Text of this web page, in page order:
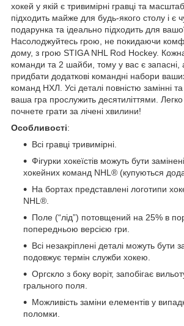
хокей у якій є тривимірні гравці та
підходить майже для будь-якого столу і є
подарунка та ідеально підходить для вашої
Насолоджуйтесь грою, не покидаючи
дому, з грою STIGA NHL Rod Hockey.
команди та 2 шайби, тому у вас є
придбати додаткові командні набори
команд НХЛ. Усі деталі повністю замінні
ваша гра прослужить десятиліттями.
почнете грати за лічені хвилини!
Особливості:
Всі гравці тривимірні.
Фігурки хокеїстів можуть бути
хокейних команд NHL® (купуються
На бортах представлені логотипи
NHL®.
Поле (“лід”) потовщений на 25% в
попередньою версією гри.
Всі незакріплені деталі можуть бути
подовжує термін служби хокею.
Оргскло з боку воріт, запобігає
грального поля.
Можливість заміни елементів у
поломки.